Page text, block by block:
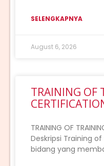
SELENGKAPNYA
August 6, 2026
TRAINING OF
TRAINING OF
Deskripsi Training
bidang yang